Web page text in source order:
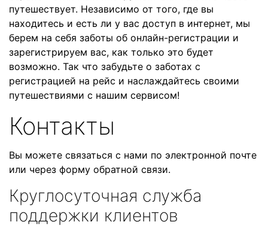
путешествует. Независимо от того, где вы
находитесь и есть ли у вас доступ в интернет, мы
берем на себя заботы об онлайн-регистрации и
зарегистрируем вас, как только это будет
возможно. Так что забудьте о заботах с
регистрацией на рейс и наслаждайтесь своими
путешествиями с нашим сервисом!
Контакты
Вы можете связаться с нами по электронной почте
или через форму обратной связи.
Круглосуточная служба
поддержки клиентов